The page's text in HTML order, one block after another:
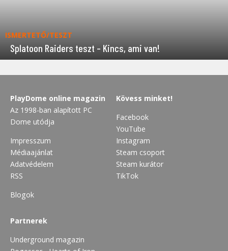
ISMERTETŐ/TESZT
Splatoon Raiders teszt – Kincs, ami van!
PlayDome online magazin
Az 1998-ban alapított PC
Dome utódja
Impresszum
Médiaajánlat
Adatvédelem
RSS
Blogok
Kövess minket!
Facebook
YouTube
Instagram
Steam csoport
Steam kurátor
TikTok
Partnerek
Underground magazin